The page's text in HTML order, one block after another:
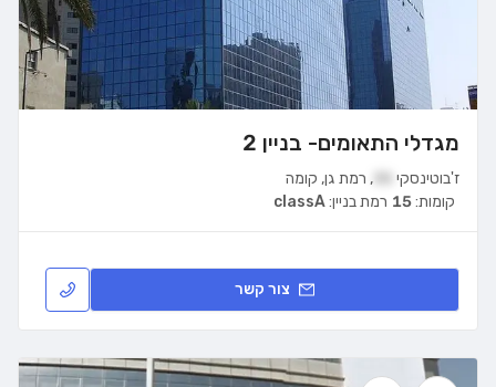
מגדלי התאומים- בניין 2
ז'בוטינסקי , רמת גן, קומה
רמת בניין:classA קומות:15
צור קשר